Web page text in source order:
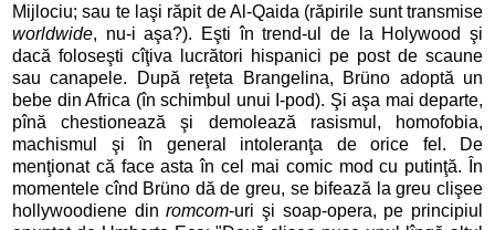
Mijlociu; sau te laşi răpit de Al-Qaida (răpirile sunt transmise
worldwide, nu-i aşa?). Eşti în trend-ul de la Holywood şi
dacă foloseşti cîţiva lucrători hispanici pe post de scaune
sau canapele. După reţeta Brangelina, Brüno adoptă un
bebe din Africa (în schimbul unui I-pod). Şi aşa mai departe,
pînă chestionează şi demolează rasismul, homofobia,
machismul şi în general intoleranţa de orice fel. De
menţionat că face asta în cel mai comic mod cu putinţă. În
momentele cînd Brüno dă de greu, se bifează la greu clişee
hollywoodiene dinromcom-uri şi soap-opera, pe principiul